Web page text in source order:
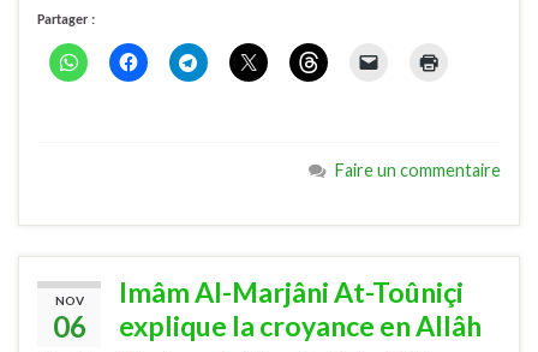
Partager :
Faire un commentaire
NOV
06
Imâm Al-Marjâni At-Toûniçi
explique la croyance en Allâh